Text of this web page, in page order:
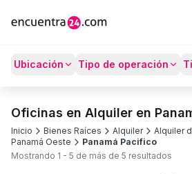
Ubicación Tipo de operación
Oficinas en Alquiler en
Inicio Bienes Raíces Alquiler
Alquiler
Panamá Oeste
Panamá Pacifico
Mostrando 1 - 5 de más de 5 resultados